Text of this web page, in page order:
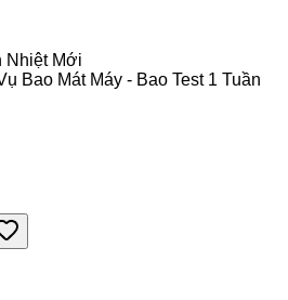
Nhiệt Mới
Bao Mát Máy - Bao Test 1 Tuần